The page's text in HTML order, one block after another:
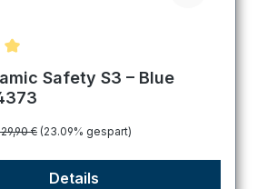
Bewertung von 5 von 5 Sternen
Safety S3 – Blue
Preis:
€ (23.09% gespart)
Details